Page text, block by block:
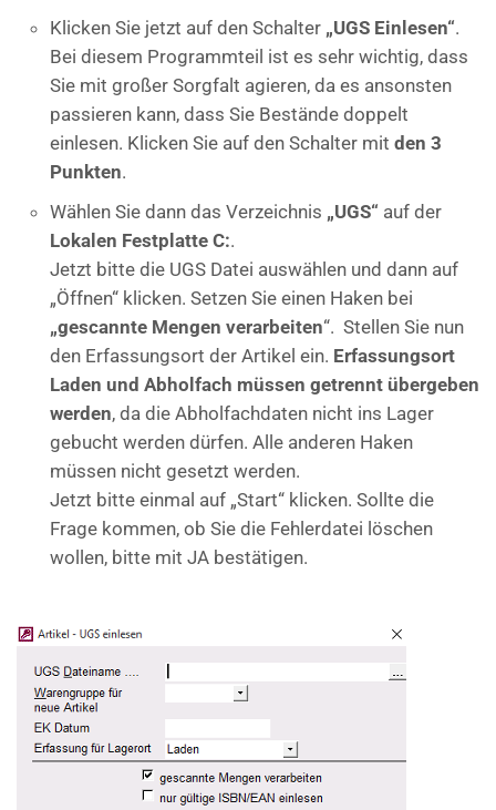
Klicken Sie jetzt auf den Schalter „UGS Einlesen“.
Bei diesem Programmteil ist es sehr wichtig, dass
Sie mit großer Sorgfalt agieren, da es ansonsten
passieren kann, dass Sie Bestände doppelt
einlesen. Klicken Sie auf den Schalter mit den 3
Punkten.
Wählen Sie dann das Verzeichnis „UGS“ auf der
Lokalen Festplatte C:.
Jetzt bitte die UGS Datei auswählen und dann auf
„Öffnen“ klicken. Setzen Sie einen Haken bei
„gescannte Mengen verarbeiten“. Stellen Sie nun
den Erfassungsort der Artikel ein. Erfassungsort
Laden und Abholfach müssen getrennt übergeben
werden, da die Abholfachdaten nicht ins Lager
gebucht werden dürfen. Alle anderen Haken
müssen nicht gesetzt werden.
Jetzt bitte einmal auf „Start“ klicken. Sollte die
Frage kommen, ob Sie die Fehlerdatei löschen
wollen, bitte mit JA bestätigen.